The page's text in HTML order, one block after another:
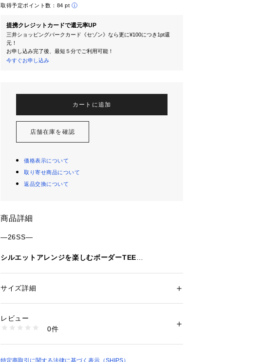
取得予定ポイント数： 84 pt
提携クレジットカードで還元率UP
三井ショッピングパークカード《セゾン》なら更に¥100につき1pt還
元！
お申し込み完了後、最短５分でご利用可能！
今すぐお申し込み
カートに追加
店舗在庫を確認
価格表示について
取り寄せ商品について
返品交換について
商品詳細
―26SS―
シルエットアレンジを楽しむボーダーTEE
レトロな雰囲気漂うマルチボーダー柄のフレンチスリー
でシルエットのアレンジを楽しめます。
裾はゴム入りで伸縮性があり、着脱もスムーズ。
袖下にゆとりを持たせた風通しの良いデザインで、暑い
性別：レディース
商品番号：
312340201 （ショップ）
サイズ詳細
レビュー
0件